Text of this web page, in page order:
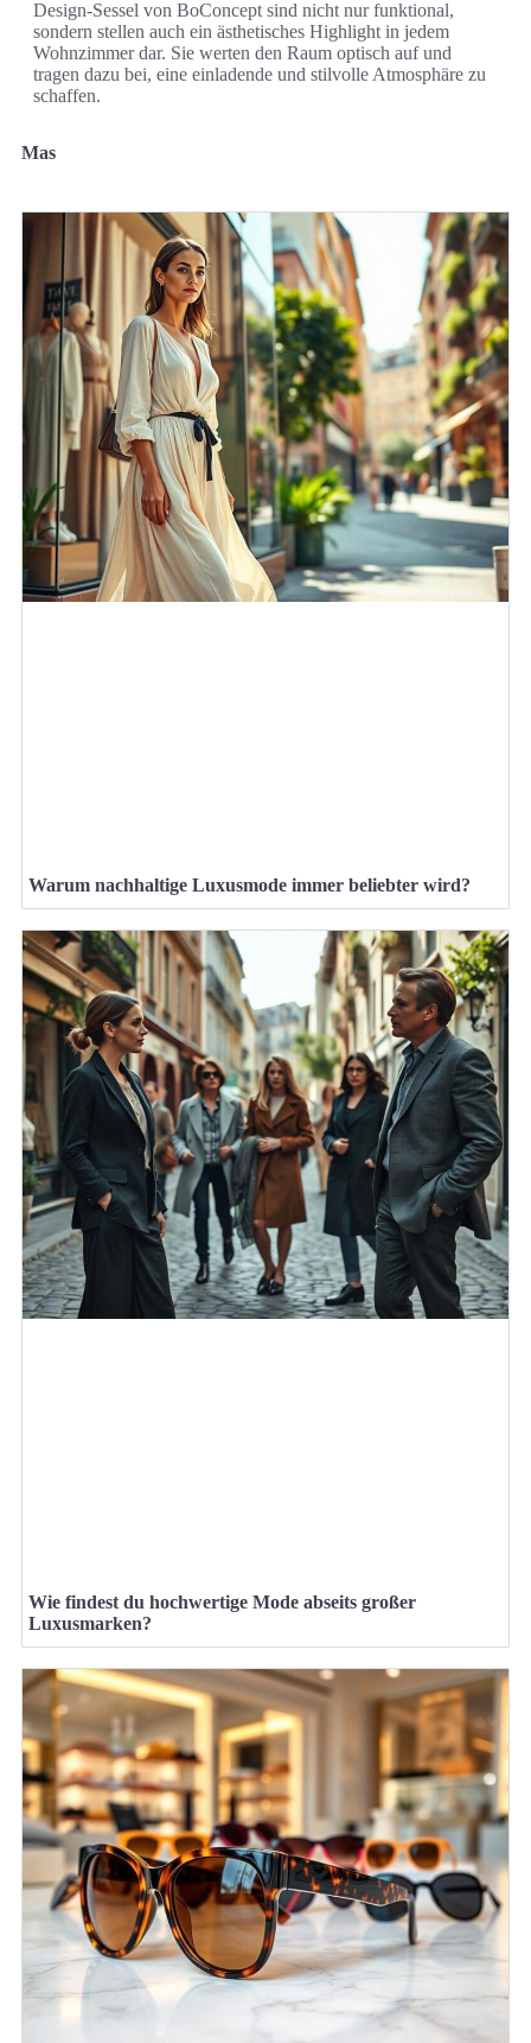
Design-Sessel von BoConcept sind nicht nur funktional,
sondern stellen auch ein ästhetisches Highlight in jedem
Wohnzimmer dar. Sie werten den Raum optisch auf und
tragen dazu bei, eine einladende und stilvolle Atmosphäre zu
schaffen.
Mas
Warum nachhaltige Luxusmode immer beliebter wird?
Wie findest du hochwertige Mode abseits großer
Luxusmarken?